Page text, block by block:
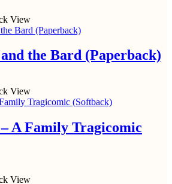
View
the Bard (Paperback)
View
A Family Tragicomic
View